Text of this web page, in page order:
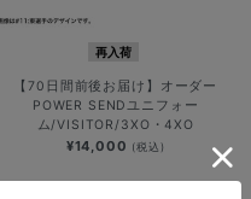
再入荷
【70日間前後お届け】オーダー
POWER SENDユニフォー
ム/VISITOR/3XO・4XO
¥14,000 (税込)